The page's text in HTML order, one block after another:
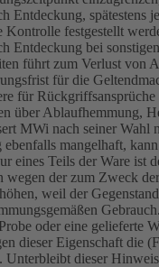
Entdeckung, spätestens
Kontrolle festgestellt
Entdeckung bei
führt zum Verlust von
für die
für
über Ablaufhemmung,
MWi nach seiner Wahl
mangelhaft,
eines Teils der Ware ist
wegen der zum Zweck
weil der
Gebrauch.
oder eine gelieferte
dieser Eigenschaft die
Unterbleibt dieser